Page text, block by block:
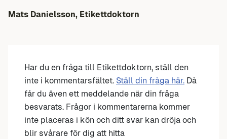
Mats Danielsson, Etikettdoktorn
Har du en fråga till Etikettdoktorn, ställ den
inte i kommentarsfältet. Ställ din fråga här. Då
får du även ett meddelande när din fråga
besvarats. Frågor i kommentarerna kommer
inte placeras i kön och ditt svar kan dröja och
blir svårare för dig att hitta